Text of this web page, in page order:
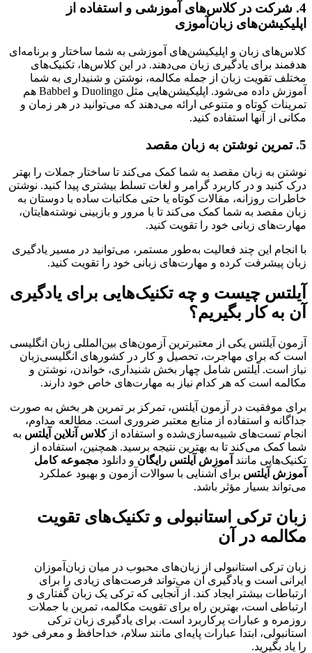
4. شرکت در کلاس‌های آموزشی و استفاده از
اپلیکیشن‌های زبان‌آموزی
کلاس‌های زبان و اپلیکیشن‌های آموزشی به شما ساختار و برنامه‌ای
هدفمند برای یادگیری زبان می‌دهند. در این کلاس‌ها، تکنیک‌های
مختلف تقویت زبان از جمله مکالمه، نوشتن و شنیداری به شما
آموزش داده می‌شود. اپلیکیشن‌هایی مثل Duolingo و Babbel هم
تمرینات کوتاه و متنوعی ارائه می‌دهند که می‌توانید در هر زمان و
مکانی از آنها استفاده کنید.
5. تمرین نوشتن به زبان مقصد
نوشتن به زبان مقصد به شما کمک می‌کند تا ساختار جملات را بهتر
درک کنید و در کاربرد گرامر و لغات تسلط بیشتری پیدا کنید. نوشتن
خاطرات روزانه، مقالات کوتاه یا حتی مکاتبات ساده با دوستان به
زبان مقصد به شما کمک می‌کند تا با مرور و بازبینی نوشته‌هایتان،
مهارت‌های زبانی خود را تقویت کنید.
با انجام این چند فعالیت به‌طور مستمر، می‌توانید در مسیر یادگیری
زبان پیشرفت کرده و مهارت‌های زبانی خود را تقویت کنید.
آیلتس چیست و چه تکنیک‌هایی برای یادگیری
آن به کار بگیریم؟
آزمون آیلتس یکی از معتبرترین آزمون‌های بین‌المللی زبان انگلیسی
است که برای مهاجرت، تحصیل و کار در کشورهای انگلیسی‌زبان
نیاز است. آیلتس شامل چهار بخش شنیداری، خواندن، نوشتن و
مکالمه است که هر کدام نیاز به مهارت‌های خاص خود دارند.
برای موفقیت در آزمون آیلتس، تمرکز بر تمرین هر بخش به صورت
جداگانه و استفاده از منابع معتبر ضروری است. مطالعه مداوم،
انجام تست‌های شبیه‌سازی‌شده و استفاده ازکلاس آنلاین آیلتس به
شما کمک می‌کند تا به بهترین نتیجه برسید. همچنین، استفاده از
تکنیک‌هایی مانند آموزش آیلتس رایگان و دانلود مجموعه کامل
آموزش آیلتس برای آشنایی با سوالات آزمون و بهبود عملکرد
می‌تواند بسیار مؤثر باشد.
زبان ترکی استانبولی و تکنیک‌های تقویت
مکالمه در آن
زبان ترکی استانبولی از زبان‌های محبوب در میان زبان‌آموزان
ایرانی است و یادگیری آن می‌تواند فرصت‌های زیادی را برای
ارتباطات بیشتر ایجاد کند. از آنجایی که ترکی یک زبان گفتاری و
ارتباطی است، بهترین راه برای تقویت مکالمه، تمرین با جملات
روزمره و عبارات پرکاربرد است. برای یادگیری زبان ترکی
استانبولی، ابتدا عبارات پایه‌ای مانند سلام، خداحافظ و معرفی خود
را یاد بگیرید.